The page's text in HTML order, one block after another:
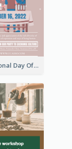
International Day Of Tolerance Party Poster